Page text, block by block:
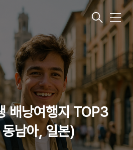
메
뉴
배낭여행지 TOP3
남아, 일본)